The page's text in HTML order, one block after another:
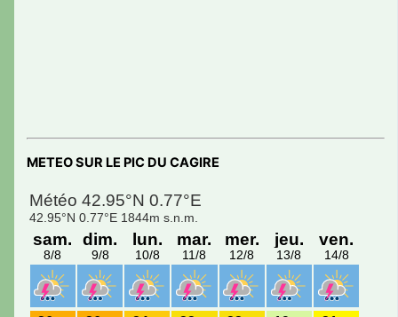
METEO SUR LE PIC DU CAGIRE